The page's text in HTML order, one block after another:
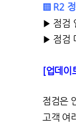
▒ R2
▶ 점검
▶ 점검
[업데이
점검은
고객 여